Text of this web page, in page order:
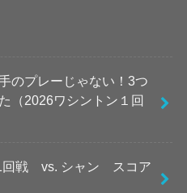
のプレーじゃない！3つ
（2026ワシントン１回
回戦 vs. シャン スコア